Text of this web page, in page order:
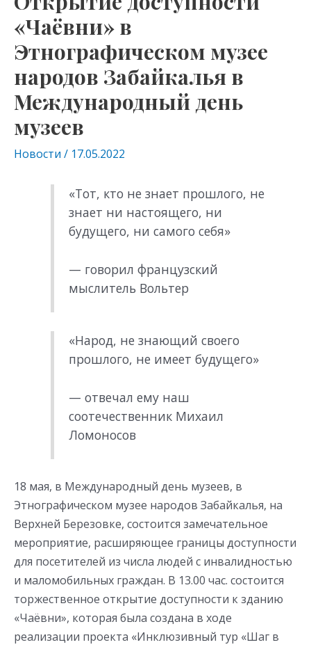
«Чаёвни» в
Этнографическом музее
народов Забайкалья в
Международный день
музеев
Новости / 17.05.2022
«Тот, кто не знает прошлого, не
знает ни настоящего, ни
будущего, ни самого себя»
— говорил французский
мыслитель Вольтер
«Народ, не знающий своего
прошлого, не имеет будущего»
— отвечал ему наш
соотечественник Михаил
Ломоносов
18 мая, в Международный день музеев, в
Этнографическом музее народов Забайкалья, на
Верхней Березовке, состоится замечательное
мероприятие, расширяющее границы доступности
для посетителей из числа людей с инвалидностью
и маломобильных граждан. В 13.00 час. состоится
торжественное открытие доступности к зданию
«Чаёвни», которая была создана в ходе
реализации проекта «Инклюзивный тур «Шаг в